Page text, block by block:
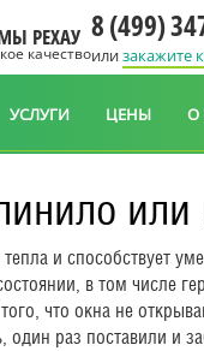
РЕХАУ
качество
8 (499)
илизакажите
УСЛУГИ ЦЕНЫ О
и способствует
в том числе
что окна не
раз поставили и